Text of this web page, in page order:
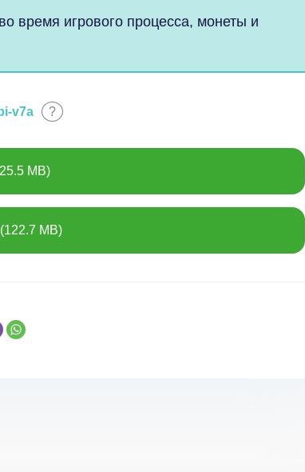
время игрового процесса, монеты и
v7a ?
MB)
MB)